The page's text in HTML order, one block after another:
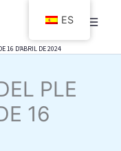
16 D’ABRIL DE 2024
PLE
16
ES